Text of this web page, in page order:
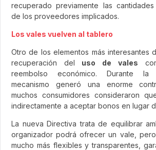
recuperado previamente las
de los proveedores implicados.
Los vales vuelven al tablero
Otro de los elementos más interesantes
recuperación del uso de vales
reembolso económico. Durante la
mecanismo generó una enorme
muchos consumidores consideraron
indirectamente a aceptar bonos en lugar
La nueva Directiva trata de equilibrar
organizador podrá ofrecer un vale,
mucho más flexibles y transparentes,